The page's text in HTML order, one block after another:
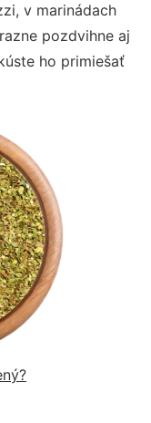
v marinádach
pozdvihne aj
ho primiešať